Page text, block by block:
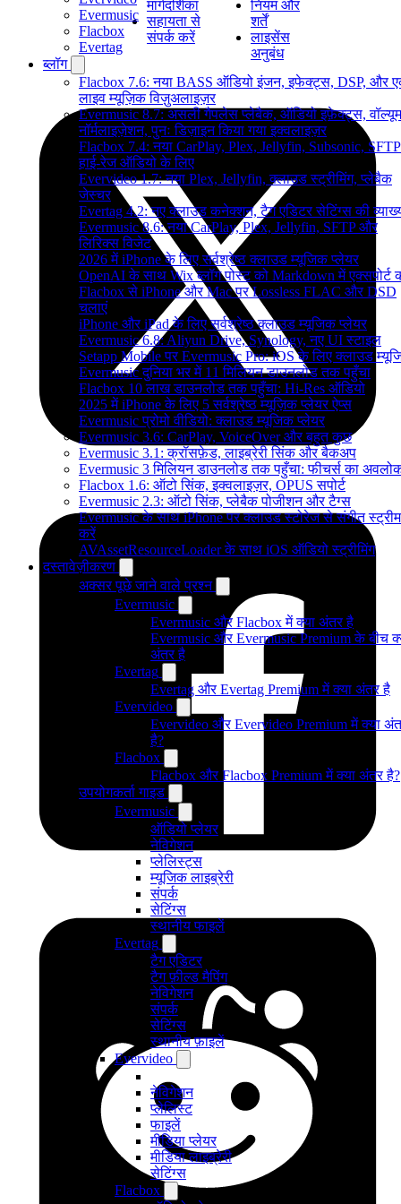
Evermusic
Flacbox
Evertag
ब्लॉग
Flacbox 7.6: नया BASS ऑडियो इंजन, इफेक्ट्स, DSP, और
लाइव म्यूज़िक विज़ुअलाइज़र
Evermusic 8.7: असली गैपलेस प्लेबैक, ऑडियो इफ़ेक्ट्स, वॉल्यूम
नॉर्मलाइज़ेशन, पुनः डिज़ाइन किया गया इक्वलाइज़र
Flacbox 7.4: नया CarPlay, Plex, Jellyfin, Subsonic, SFTP
हाई-रेज ऑडियो के लिए
Evervideo 1.7: नया Plex, Jellyfin, क्लाउड स्ट्रीमिंग, प्लेबैक
जेस्चर
Evertag 4.2: नए क्लाउड कनेक्शन, टैग एडिटर सेटिंग्स की
Evermusic 8.6: नया CarPlay, Plex, Jellyfin, SFTP और
लिरिक्स विजेट
2026 में iPhone के लिए सर्वश्रेष्ठ क्लाउड म्यूजिक प्लेयर
OpenAI के साथ Wix ब्लॉग पोस्ट को Markdown में एक्सपोर्ट
Flacbox से iPhone और Mac पर Lossless FLAC और DSD
चलाएं
iPhone और iPad के लिए सर्वश्रेष्ठ क्लाउड म्यूजिक प्लेयर
Evermusic 6.8: Aliyun Drive, Synology, नए UI स्टाइल
Setapp Mobile पर Evermusic Pro: iOS के लिए क्लाउड
Evermusic दुनिया भर में 11 मिलियन डाउनलोड तक पहुँचा
Flacbox 10 लाख डाउनलोड तक पहुँचा: Hi-Res ऑडियो
2025 में iPhone के लिए 5 सर्वश्रेष्ठ म्यूज़िक प्लेयर ऐप्स
Evermusic प्रोमो वीडियो: क्लाउड म्यूजिक प्लेयर
Evermusic 3.6: CarPlay, VoiceOver और बहुत कुछ
Evermusic 3.1: क्रॉसफ़ेड, लाइब्रेरी सिंक और बैकअप
Evermusic 3 मिलियन डाउनलोड तक पहुँचा: फीचर्स का
Flacbox 1.6: ऑटो सिंक, इक्वलाइज़र, OPUS सपोर्ट
Evermusic 2.3: ऑटो सिंक, प्लेबैक पोजीशन और टैग्स
Evermusic के साथ iPhone पर क्लाउड स्टोरेज से संगीत स्ट्रीम
करें
AVAssetResourceLoader के साथ iOS ऑडियो स्ट्रीमिंग
दस्तावेज़ीकरण
अक्सर पूछे जाने वाले प्रश्न
Evermusic
Evermusic और Flacbox में क्या अंतर है
Evermusic और Evermusic Premium के बीच
अंतर है
Evertag
Evertag और Evertag Premium में क्या अंतर है
Evervideo
Evervideo और Evervideo Premium में क्या
है?
Flacbox
Flacbox और Flacbox Premium में क्या अंतर है?
उपयोगकर्ता गाइड
Evermusic
ऑडियो प्लेयर
नेविगेशन
प्लेलिस्ट्स
म्यूजिक लाइब्रेरी
संपर्क
सेटिंग्स
स्थानीय फाइलें
Evertag
टैग एडिटर
टैग फ़ील्ड मैपिंग
नेविगेशन
संपर्क
सेटिंग्स
स्थानीय फ़ाइलें
Evervideo
नेविगेशन
प्लेलिस्ट
फाइलें
मीडिया प्लेयर
मीडिया लाइब्रेरी
सेटिंग्स
Flacbox
मार्गदर्शिका
सहायता से
संपर्क करें
नियम और
शर्तें
लाइसेंस
अनुबंध